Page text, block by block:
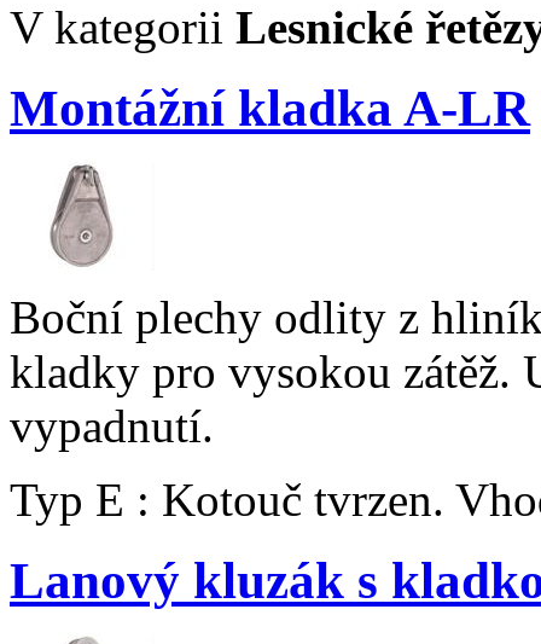
V kategorii Lesnické
Montážní kladka A-LR
Boční plechy odlity z
kladky pro vysokou zátěž.
vypadnutí.
Typ E : Kotouč tvrzen.
Lanový kluzák s